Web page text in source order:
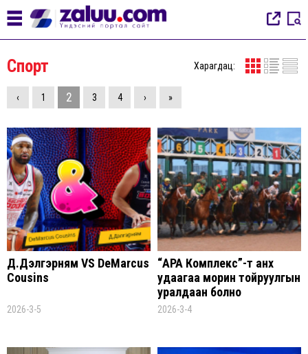
Спорт Харагдац:
‹ 1 2 3 4 › »
Д.Дэлгэрням VS DeMarcus
Cousins
2026-3-5
“АРА Комплекс”-т анх
удаагаа морин тойруулгын
уралдаан болно
2026-3-4